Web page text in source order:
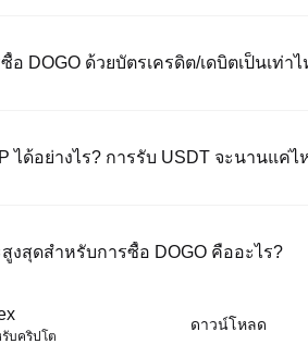
ขนาดใหญ่เกิน 100,000 USD พร้อมใบเสนอ
DOGO ด้วยบัตรเครดิต/เดบิตเป็นเท่าไ
อตมาตรฐาน (ต่ำถึง 0.05%) ใช้กับการซื้อขา
ได้อย่างไร? การรับ USDT จะนานแค่ไ
ตอบสนองของผู้ขาย
งสุดสำหรับการซื้อ DOGO คืออะไร?
แตกต่างกันขึ้นอยู่กับวิธีการซื้อและระดับการ
ให้บริการ ผู้ขาย P2P ส่วนใหญ่มีข้อกำหนดก
บคริปโต
ดาวน์โหลด